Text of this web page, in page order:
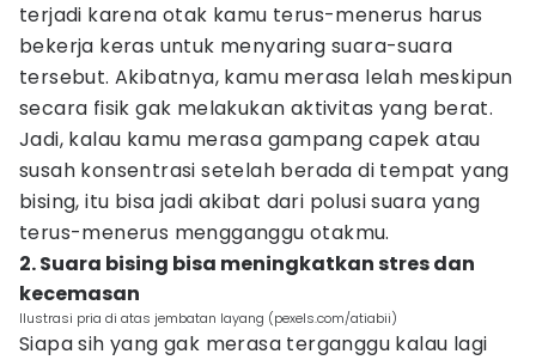
terjadi karena otak kamu terus-menerus harus
bekerja keras untuk menyaring suara-suara
tersebut. Akibatnya, kamu merasa lelah meskipun
secara fisik gak melakukan aktivitas yang berat.
Jadi, kalau kamu merasa gampang capek atau
susah konsentrasi setelah berada di tempat yang
bising, itu bisa jadi akibat dari polusi suara yang
terus-menerus mengganggu otakmu.
2. Suara bising bisa meningkatkan stres dan
kecemasan
Ilustrasi pria di atas jembatan layang (pexels.com/atiabii)
Siapa sih yang gak merasa terganggu kalau lagi